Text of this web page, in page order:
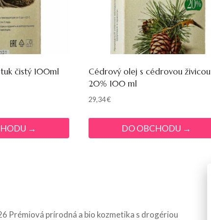
tuk čistý 100ml
→
Cédrový olej s cédrovou živicou
20% 100 ml
29,34€
DO OBCHODU →
Prémiová prírodná a bio kozmetika s drogériou